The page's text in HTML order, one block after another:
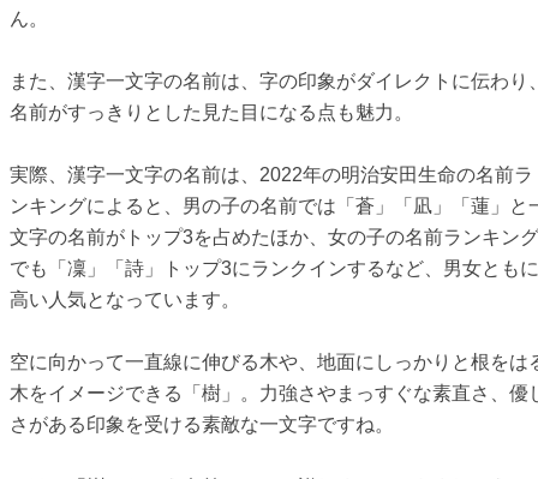
ん。
また、漢字一文字の名前は、字の印象がダイレクトに伝わり
名前がすっきりとした見た目になる点も魅力。
実際、漢字一文字の名前は、2022年の明治安田生命の名前ラ
ンキングによると、男の子の名前では「蒼」「凪」「蓮」と
文字の名前がトップ3を占めたほか、女の子の名前ランキング
でも「凜」「詩」トップ3にランクインするなど、男女ともに
高い人気となっています。
空に向かって一直線に伸びる木や、地面にしっかりと根をは
木をイメージできる「樹」。力強さやまっすぐな素直さ、優
さがある印象を受ける素敵な一文字ですね。